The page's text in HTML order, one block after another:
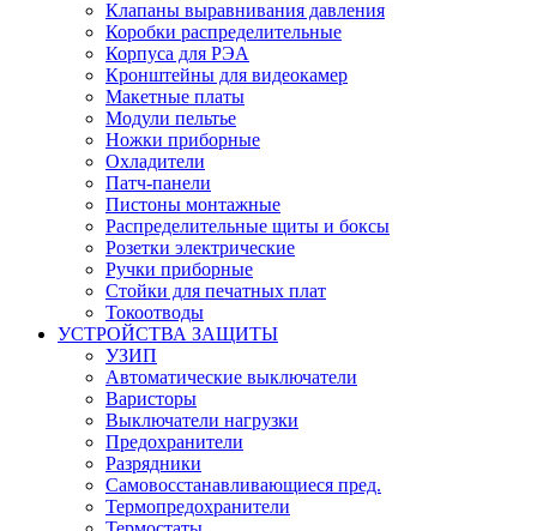
Клапаны выравнивания давления
Коробки распределительные
Корпуса для РЭА
Кронштейны для видеокамер
Макетные платы
Модули пельтье
Ножки приборные
Охладители
Патч-панели
Пистоны монтажные
Распределительные щиты и боксы
Розетки электрические
Ручки приборные
Стойки для печатных плат
Токоотводы
УСТРОЙСТВА ЗАЩИТЫ
УЗИП
Автоматические выключатели
Варисторы
Выключатели нагрузки
Предохранители
Разрядники
Самовосстанавливающиеся пред.
Термопредохранители